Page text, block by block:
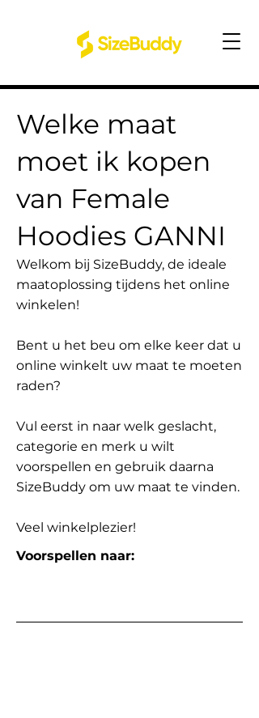
Welke maat
moet ik kopen
van Female
Hoodies GANNI
Welkom bij SizeBuddy, de ideale
maatoplossing tijdens het online
winkelen!
Bent u het beu om elke keer dat u
online winkelt uw maat te moeten
raden?
Vul eerst in naar welk geslacht,
categorie en merk u wilt
voorspellen en gebruik daarna
SizeBuddy om uw maat te vinden.
Veel winkelplezier!
Voorspellen naar: